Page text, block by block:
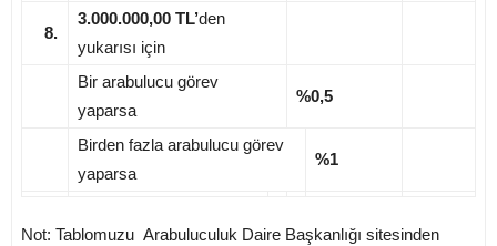
8.
3.000.000,00 TL’den
yukarısı için
Bir arabulucu görev
yaparsa
%0,5
Birden fazla arabulucu görev
yaparsa
%1
Not: Tablomuzu Arabuluculuk Daire Başkanlığı sitesinden